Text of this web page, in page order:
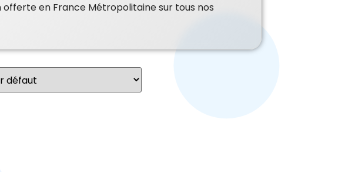
offerte en France Métropolitaine sur tous nos